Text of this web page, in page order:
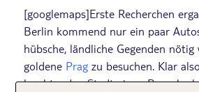
[googlemaps]Erste Recherchen
Berlin kommend nur ein paar
hübsche, ländliche Gegenden nötig
goldene Prag zu besuchen. Klar
leuchtenden Stadt einen Besuch